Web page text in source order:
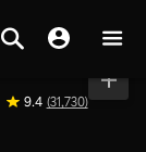
9.4 (31,730)